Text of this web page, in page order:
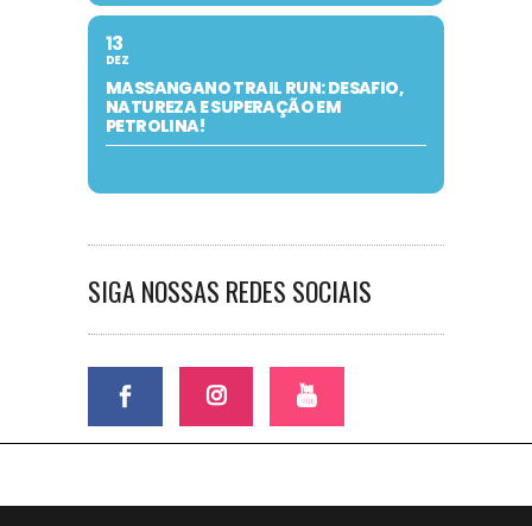
13
DEZ
MASSANGANO TRAIL RUN: DESAFIO,
NATUREZA E SUPERAÇÃO EM
PETROLINA!
SIGA NOSSAS REDES SOCIAIS